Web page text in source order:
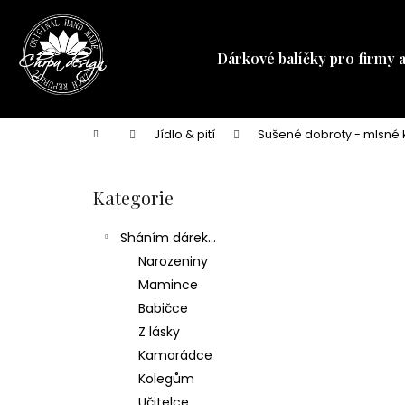
obsah
Dárkové balíčky pro firmy
Domů Jídlo & pití Sušené dobroty - mlsné
Přeskočit
kategorie
Kategorie
Sháním dárek...
Narozeniny
Mamince
Babičce
Z lásky
Kamarádce
Kolegům
Zpět
do
obchodu
Zpět
do
obchodu